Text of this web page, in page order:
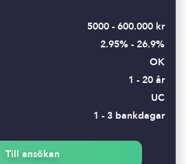
5000 - 600.000 kr
2.95% - 26.9%
OK
1 - 20 år
UC
1 - 3 bankdagar
Till ansökan